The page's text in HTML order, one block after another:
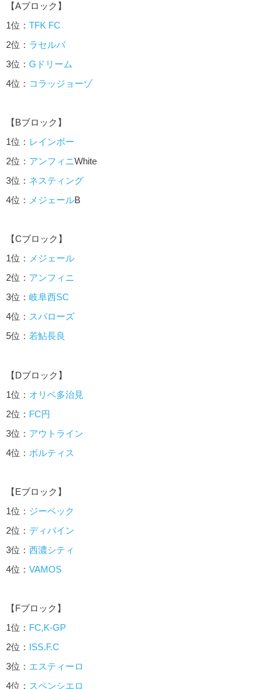
【Aブロック】
1位： TFK FC
2位： ラセルバ
3位： Gドリーム
4位： コラッジョーゾ
【Bブロック】
1位： レインボー
2位： アンフィニWhite
3位： ネスティング
4位： メジェールB
【Cブロック】
1位： メジェール
2位： アンフィニ
3位： 岐阜西SC
4位： スパローズ
5位： 若鮎長良
【Dブロック】
1位： オリベ多治見
2位： FC円
3位： アウトライン
4位： ボルティス
【Eブロック】
1位： ジーベック
2位： ディバイン
3位： 西濃シティ
4位： VAMOS
【Fブロック】
1位： FC,K-GP
2位： ISS.F.C
3位： エスティーロ
4位： スペンシエロ